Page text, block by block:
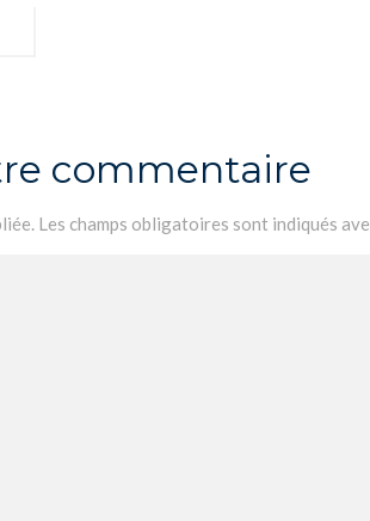
commentaire
Les champs obligatoires sont indiqués